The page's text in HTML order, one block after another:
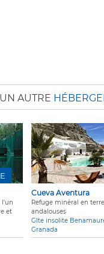
AUTRE
l'un
et
Cueva Aventura
Refuge minéral en
andalouses
Gîte insolite
Granada